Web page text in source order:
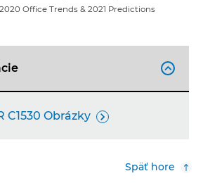
Office Trends & 2021 Predictions

C1530 Obrázky 
Späť hore